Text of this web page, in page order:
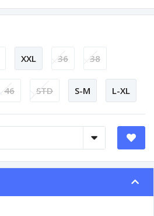
XXL 36 38
46 STD S-M L-XL